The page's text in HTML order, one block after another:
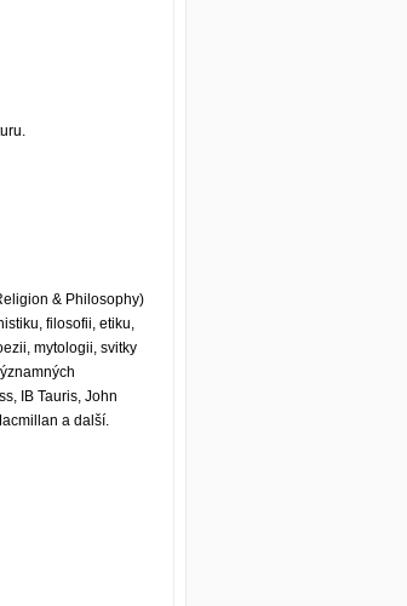
& Philosophy)
filosofii, etiku,
mytologii, svitky
IB Tauris, John
a další.